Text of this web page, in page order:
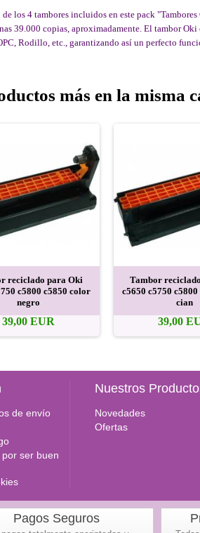
de los 4 tambores incluidos en este pack
39.000 copias, aproximadamente. El tambor
Rodillo, etc., garantizando así un perfecto
más en la misma
reciclado para Oki
c5800 c5850 color
negro
39,00 EUR
Tambor
c5650 c5750
cian
39,00
de envío
ser buen
Nuestros
Novedades
Ofertas
Pagos Seguros